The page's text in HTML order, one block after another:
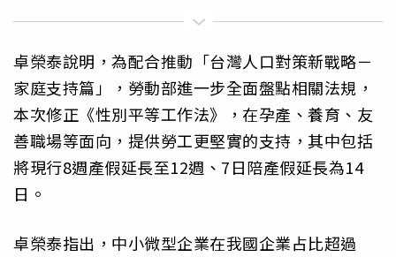
卓榮泰說明，為配合推動「台灣人口對策新戰略－
家庭支持篇」，勞動部進一步全面盤點相關法規，
本次修正《性別平等工作法》，在孕產、養育、友
善職場等面向，提供勞工更堅實的支持，其中包括
將現行8週產假延長至12週、7日陪產假延長為14
日。
卓榮泰指出，中小微型企業在我國企業占比超過